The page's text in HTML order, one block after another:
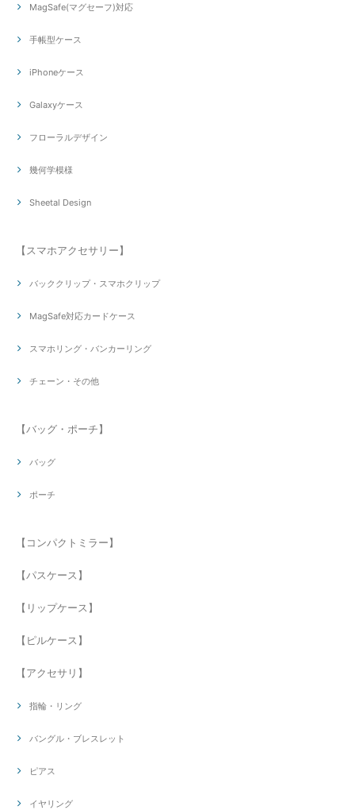
MagSafe(マグセーフ)対応
手帳型ケース
iPhoneケース
Galaxyケース
フローラルデザイン
幾何学模様
Sheetal Design
【スマホアクセサリー】
バッククリップ・スマホクリップ
MagSafe対応カードケース
スマホリング・バンカーリング
チェーン・その他
【バッグ・ポーチ】
バッグ
ポーチ
【コンパクトミラー】
【パスケース】
【リップケース】
【ピルケース】
【アクセサリ】
指輪・リング
バングル・ブレスレット
ピアス
イヤリング